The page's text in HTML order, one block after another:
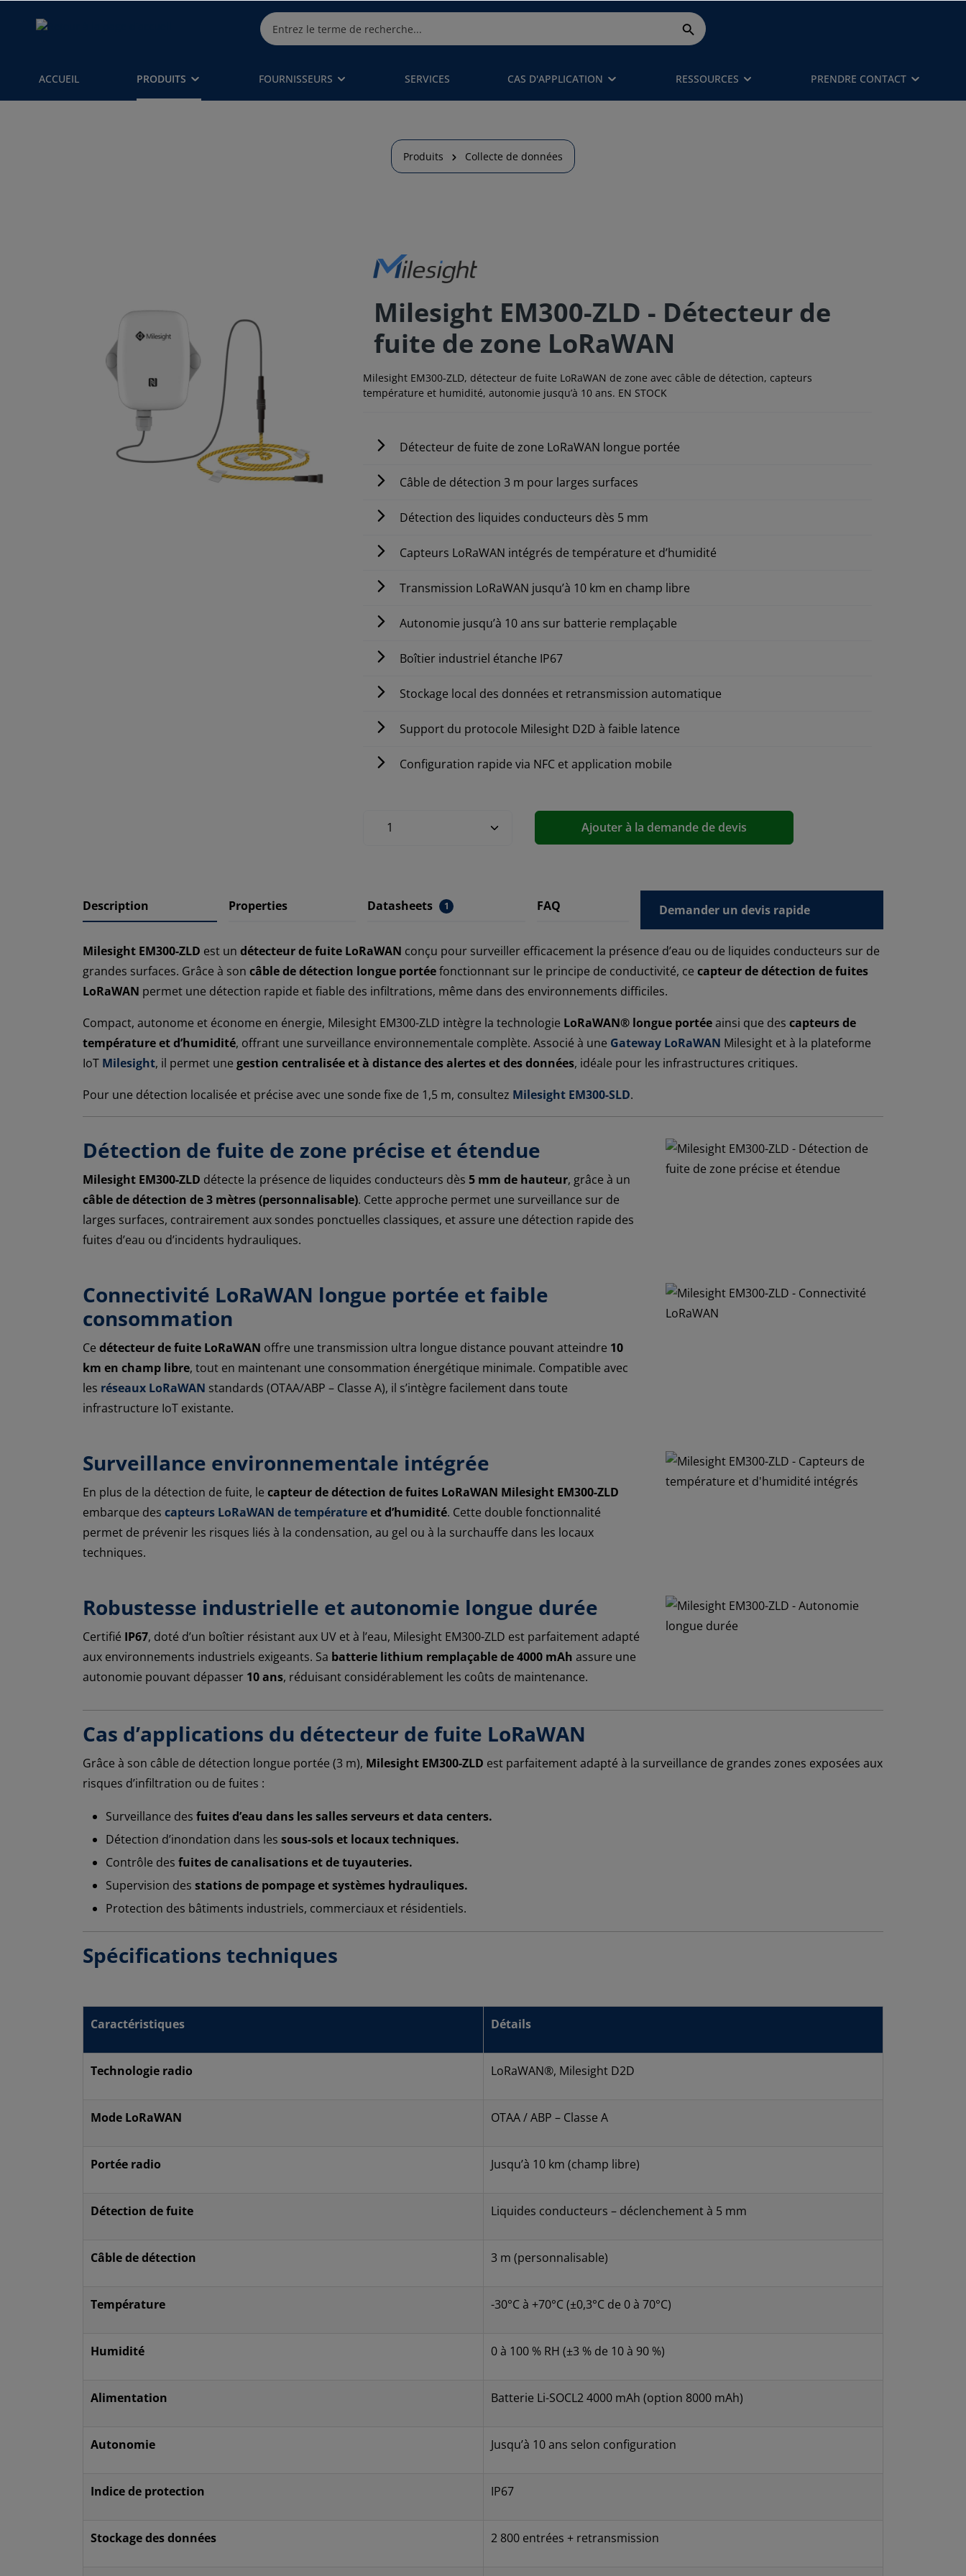
ACCUEIL PRODUITS FOURNISSEURS SERVICES CAS D'APPLICATION RESSOURCES PRENDRE CONTACT
Produits Collecte de données
Milesight EM300-ZLD - Détecteur de
fuite de zone LoRaWAN
Milesight EM300-ZLD, détecteur de fuite LoRaWAN de zone avec câble de détection, capteurs
température et humidité, autonomie jusqu’à 10 ans. EN STOCK
Détecteur de fuite de zone LoRaWAN longue portée
Câble de détection 3 m pour larges surfaces
Détection des liquides conducteurs dès 5 mm
Capteurs LoRaWAN intégrés de température et d’humidité
Transmission LoRaWAN jusqu’à 10 km en champ libre
Autonomie jusqu’à 10 ans sur batterie remplaçable
Boîtier industriel étanche IP67
Stockage local des données et retransmission automatique
Support du protocole Milesight D2D à faible latence
Configuration rapide via NFC et application mobile
Ajouter à la demande de devis
Description Properties Datasheets 1 FAQ Demander un devis rapide
Milesight EM300-ZLD est un détecteur de fuite LoRaWAN conçu pour surveiller efficacement la présence d’eau ou de liquides conducteurs sur de
grandes surfaces. Grâce à son câble de détection longue portéefonctionnant sur le principe de conductivité, ce capteur de détection de fuites
LoRaWAN permet une détection rapide et fiable des infiltrations, même dans des environnements difficiles.
Compact, autonome et économe en énergie, Milesight EM300-ZLD intègre la technologie LoRaWAN® longue portéeainsi que des capteurs de
température et d’humidité, offrant une surveillance environnementale complète. Associé à une Gateway LoRaWAN Milesight et à la plateforme
IoT Milesight, il permet une gestion centralisée et à distance des alertes et des données, idéale pour les infrastructures critiques.
Pour une détection localisée et précise avec une sonde fixe de 1,5 m, consultez Milesight EM300-SLD.
Détection de fuite de zone précise et étendue
Milesight EM300-ZLD détecte la présence de liquides conducteurs dès 5 mm de hauteur, grâce à un
câble de détection de 3 mètres (personnalisable). Cette approche permet une surveillance sur de
larges surfaces, contrairement aux sondes ponctuelles classiques, et assure une détection rapide des
fuites d’eau ou d’incidents hydrauliques.
Connectivité LoRaWAN longue portée et faible
consommation
Ce détecteur de fuite LoRaWAN offre une transmission ultra longue distance pouvant atteindre 10
km en champ libre, tout en maintenant une consommation énergétique minimale. Compatible avec
les réseaux LoRaWAN standards (OTAA/ABP – Classe A), il s’intègre facilement dans toute
infrastructure IoT existante.
Surveillance environnementale intégrée
En plus de la détection de fuite, le capteur de détection de fuites LoRaWAN Milesight EM300-ZLD
embarque des capteurs LoRaWAN de températureet d’humidité. Cette double fonctionnalité
permet de prévenir les risques liés à la condensation, au gel ou à la surchauffe dans les locaux
techniques.
Robustesse industrielle et autonomie longue durée
Certifié IP67, doté d’un boîtier résistant aux UV et à l’eau, Milesight EM300-ZLD est parfaitement adapté
aux environnements industriels exigeants. Sa batterie lithium remplaçable de 4000 mAh assure une
autonomie pouvant dépasser 10 ans, réduisant considérablement les coûts de maintenance.
Cas d’applications du détecteur de fuite LoRaWAN
Grâce à son câble de détection longue portée (3 m), Milesight EM300-ZLD est parfaitement adapté à la surveillance de grandes zones exposées aux
risques d’infiltration ou de fuites :
Surveillance des fuites d’eau dans les salles serveurs et data centers.
Détection d’inondation dans les sous-sols et locaux techniques.
Contrôle des fuites de canalisations et de tuyauteries.
Supervision des stations de pompage et systèmes hydrauliques.
Protection des bâtiments industriels, commerciaux et résidentiels.
Spécifications techniques
Caractéristiques Détails
Technologie radio LoRaWAN®, Milesight D2D
Mode LoRaWAN OTAA / ABP – Classe A
Portée radio Jusqu’à 10 km (champ libre)
Détection de fuite Liquides conducteurs – déclenchement à 5 mm
Câble de détection 3 m (personnalisable)
Température -30°C à +70°C (±0,3°C de 0 à 70°C)
Humidité 0 à 100 % RH (±3 % de 10 à 90 %)
Alimentation Batterie Li-SOCL2 4000 mAh (option 8000 mAh)
Autonomie Jusqu’à 10 ans selon configuration
Indice de protection IP67
Stockage des données 2 800 entrées + retransmission